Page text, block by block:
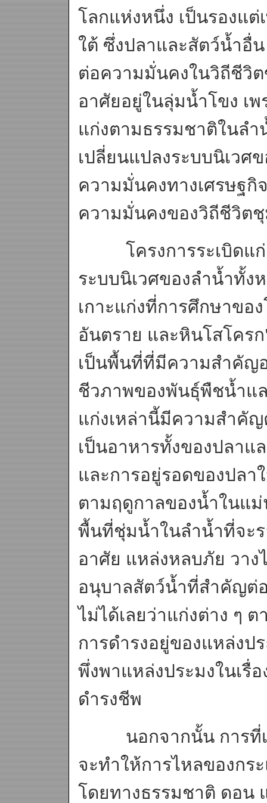
โลกแห่งหนึ่ง เป็นรองแ
ใต้ ซึ่งปลาและสัตว์น้ำอื่
ต่อความมั่นคงในวิถีชีวิ
อาศัยอยู่ในลุ่มน้ำโขง เพ
แก่งตามธรรมชาติในลำ
เปลี่ยนแปลงระบบนิเวศ
ความมั่นคงทางเศรษฐ
ความมั่นคงของวิถีชีวิต
โครงการระเบิดแก่
ระบบนิเวศของลำน้ำทั้ง
เกาะแก่งที่การศึกษาขอ
อันตราย และหินโสโคร
เป็นพื้นที่ที่มีความสำคัญ
ชีวภาพของพันธุ์พืชน้ำแ
แก่งเหล่านี้มีความสำคั
เป็นอาหารทั้งของปลาแ
และการอยู่รอดของปลา
ตามฤดูกาลของน้ำในแ
พื้นที่ชุ่มน้ำในลำน้ำที่จะ
อาศัย แหล่งหลบภัย วา
อนุบาลสัตว์น้ำที่สำคัญต่
ไม่ได้เลยว่าแก่งต่าง ๆ
การดำรงอยู่ของแหล่งป
พึ่งพาแหล่งประมงในเรื่
ดำรงชีพ
นอกจากนั้น การที่เก
จะทำให้การไหลของกร
โดยทางธรรมชาติ ดอน